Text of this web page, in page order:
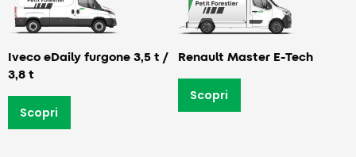
Iveco eDaily furgone 3,5 t /
3,8 t
Scopri
Renault Master E-Tech
Scopri